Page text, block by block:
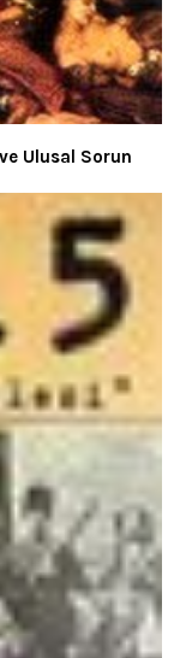
Ulusal Sorun